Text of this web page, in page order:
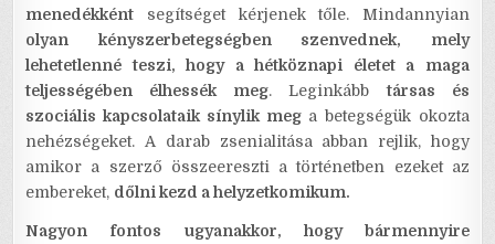
menedékként segítséget kérjenek tőle. Mindannyian
olyan kényszerbetegségben szenvednek, mely
lehetetlenné teszi, hogy a hétköznapi életet a maga
teljességében élhessék meg. Leginkábbtársas és
szociális kapcsolataik sínylik mega betegségük okozta
nehézségeket. A darab zsenialitása abban rejlik, hogy
amikor a szerző összeereszti a történetben ezeket az
embereket, dőlni kezd a helyzetkomikum.
Nagyon fontos ugyanakkor, hogy bármennyire